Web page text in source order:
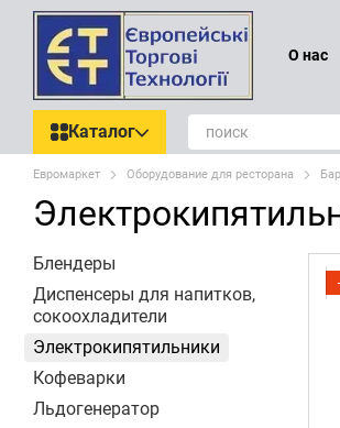
Перейти к основному контенту
О нас
Каталог
Евромаркет Оборудование для ресторана
Блендеры
Диспенсеры для напитков,
сокоохладители
Электрокипятильники
Кофеварки
Льдогенератор